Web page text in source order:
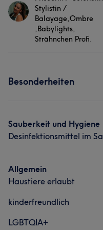
Freundlich 6
Friseur
Portfolio
Stylistin /
Balayage,Ombre
,Babylights,
Strähnchen Profi.
Englisch Deutsch Türkisch
Friseur
Portfolio
Besonderheiten
Sauberkeit und Hygiene
Desinfektionsmittel im
Allgemein
Haustiere erlaubt
kinderfreundlich
LGBTQIA+